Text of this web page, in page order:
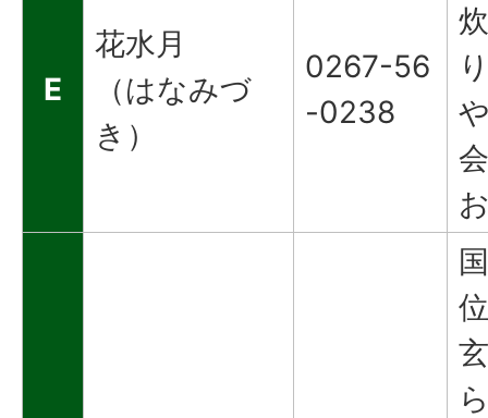
E
花水月
（はなみづ
き）
0267-56
-0238